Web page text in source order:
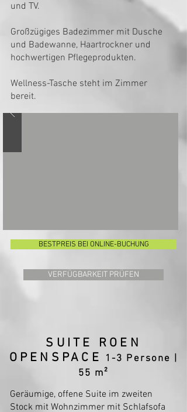
und TV.
Großzügiges Badezimmer mit Dusche
und Badewanne, Haartrockner und
hochwertigen Pflegeprodukten.
Wellness-Tasche steht im Zimmer
bereit.
BESTPREIS BEI ONLINE-BUCHUNG
VERFÜGBARKEIT PRÜFEN
SUITE ROEN
OPENSPACE
1-3 Persone |
55 m²
Geräumige, offene Suite im zweiten
Stock mit Wohnzimmer mit Schlafsofa